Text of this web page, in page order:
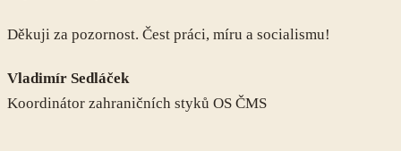
Děkuji za pozornost. Čest práci, míru a socialismu!
Vladimír Sedláček
Koordinátor zahraničních styků OS ČMS